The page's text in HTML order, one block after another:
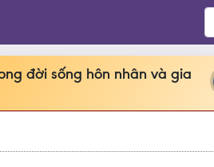
đời sống hôn nhân và gia